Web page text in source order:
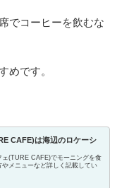
でコーヒーを飲むな
めです。
CAFE)は海辺のロケーシ
ェ(TURE CAFE)でモーニングを食
メニューなど詳しく記載してい